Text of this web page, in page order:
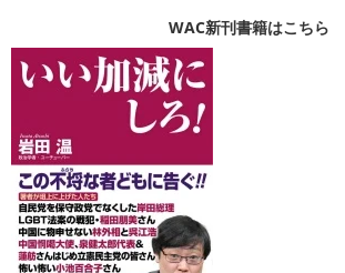
WAC新刊書籍はこちら